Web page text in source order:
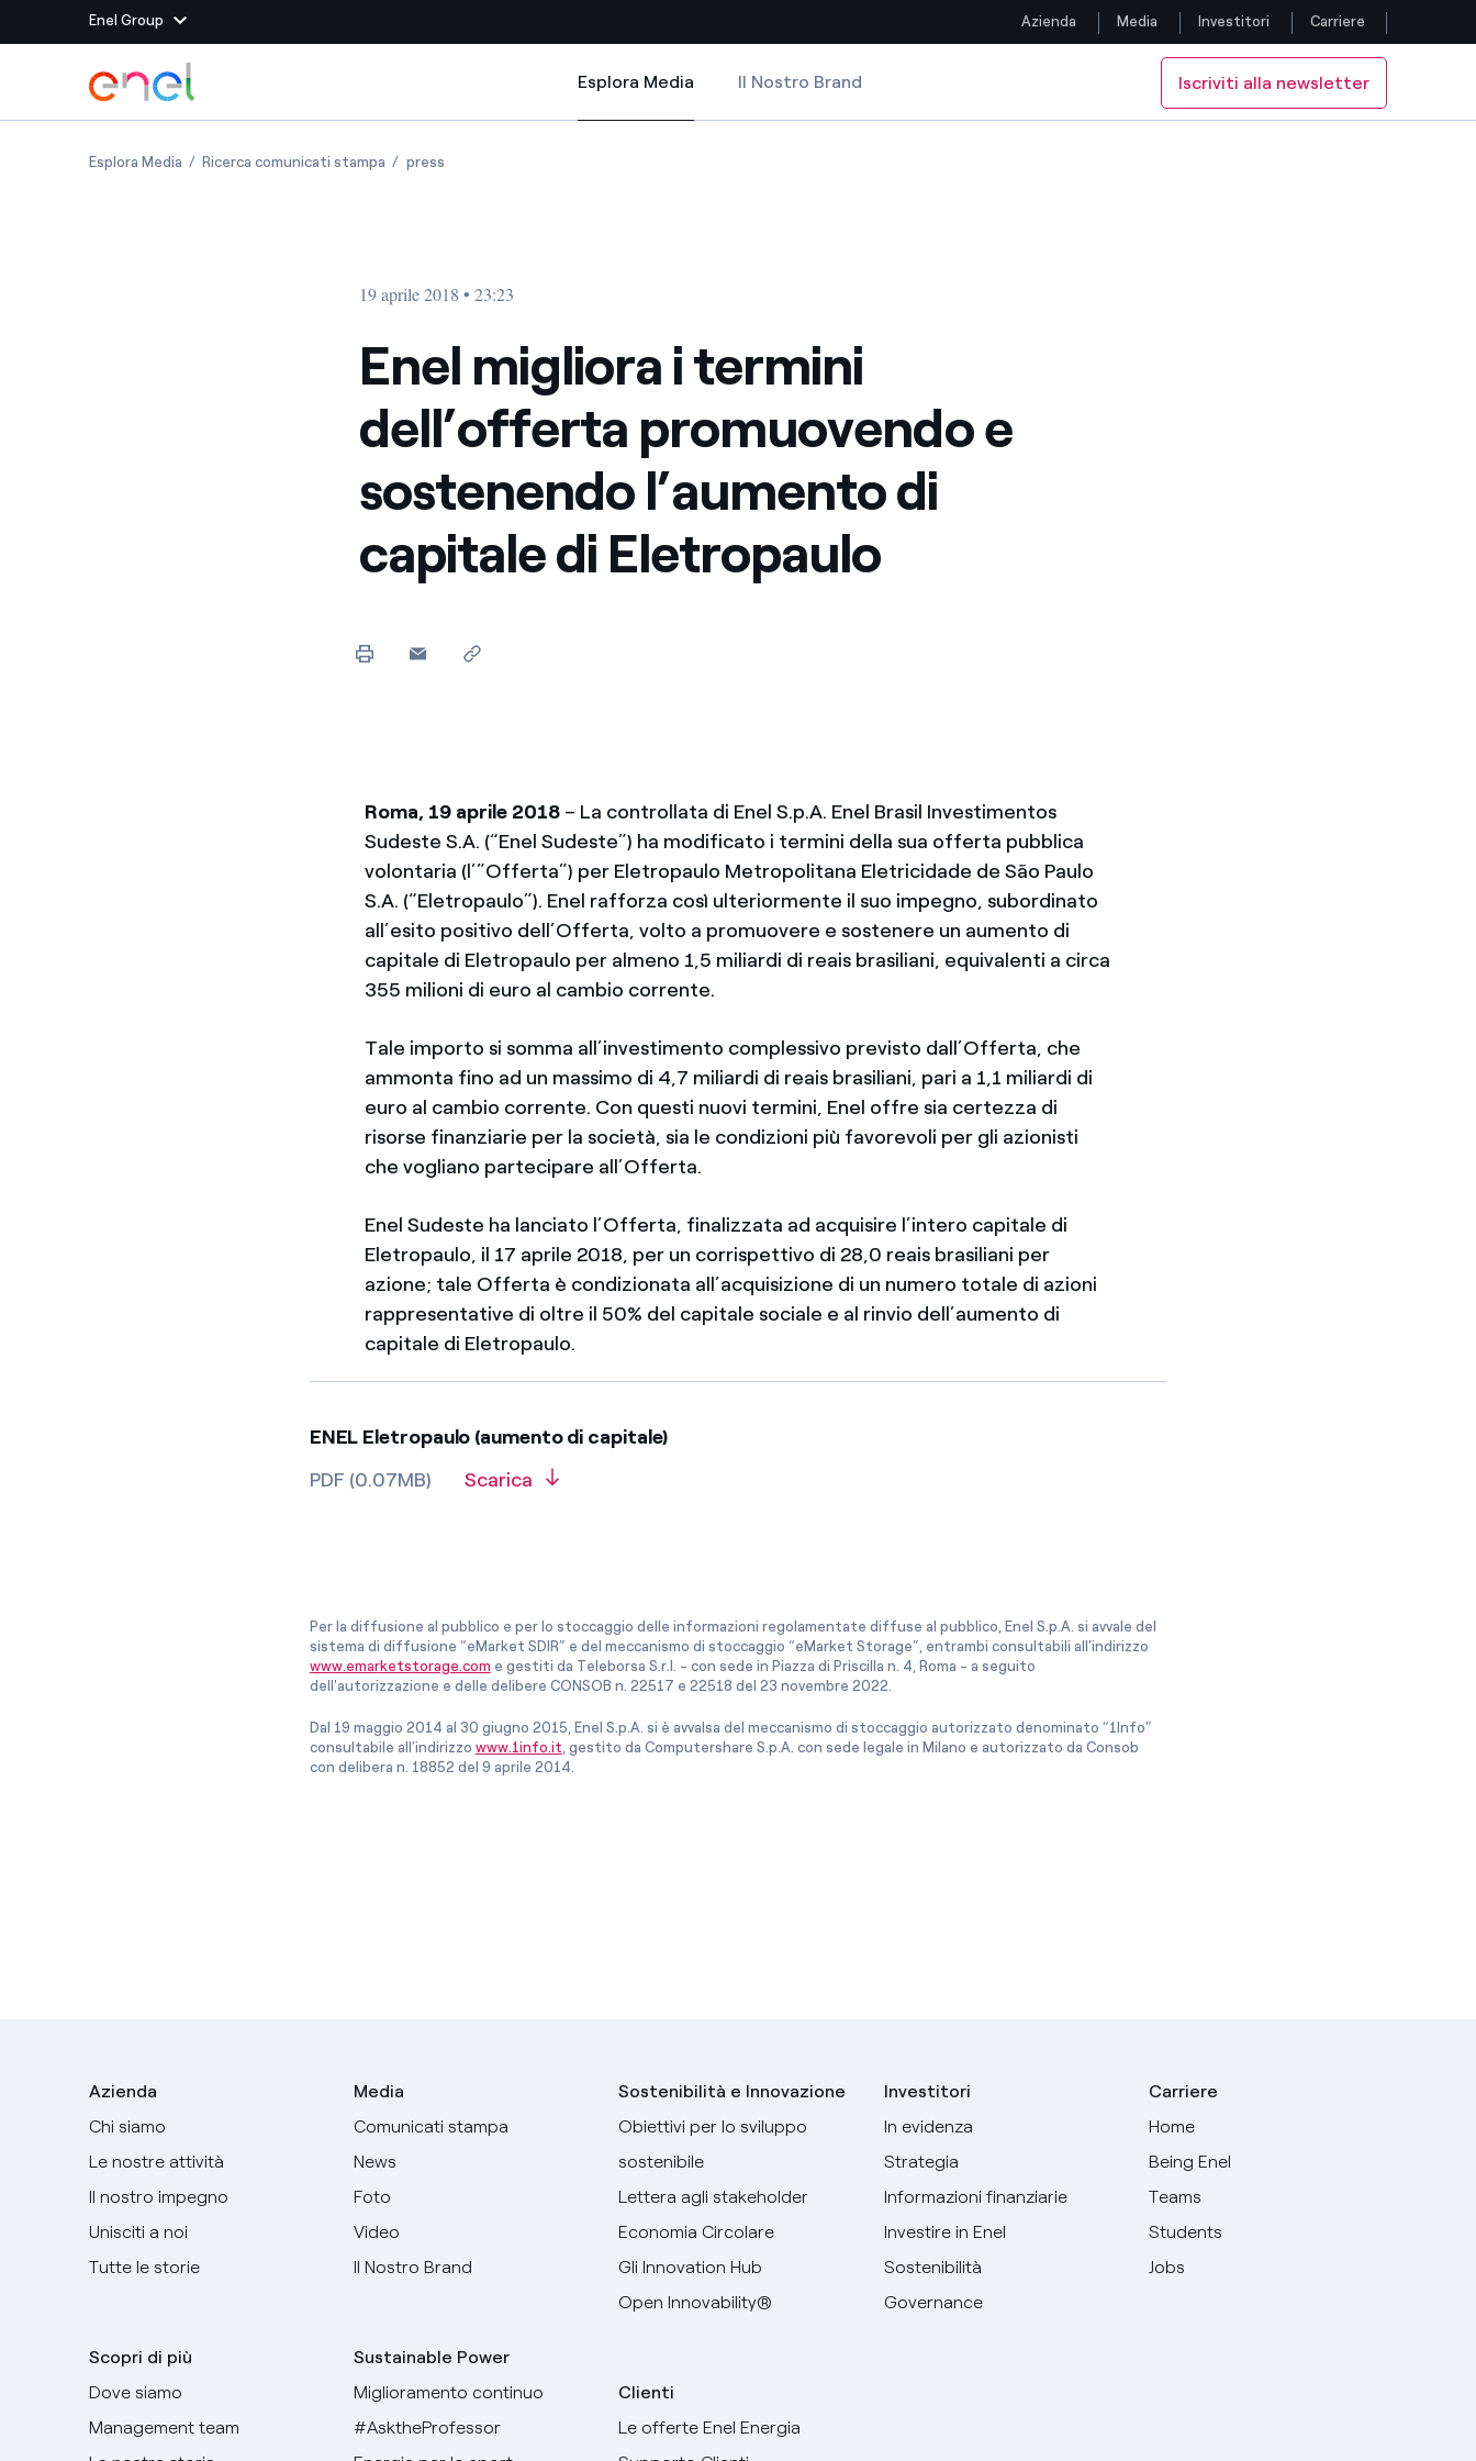
Enel Group
Siti del Gruppo
Enel Green Power Produciamo energia pulita da fonti rinnovabili
Massimizziamo la creazione di valore grazie al
rapporto con i nostri fornitori
La piattaforma di conoscenza per un mondo di
energia pulita
Raccontiamo la storia dell'elettricità in Italia
Siti Paese
Colombia
Iberia
Nord America
Seguici
Vai al contenuto principale
Azienda Media Investitori Carriere
Esplora Media
Esplora Media
Il Nostro Brand Iscriviti alla newsletter
Esplora MediaEnel migliora i termini dell’offerta promuovendo e sostenendo l’aumento di capitale di Eletropaulo
Ricerca comunicati stampa Enel migliora i termini dell’offerta promuovendo e sostenendo l’aumento di capitale di Eletropaulo
pressEnel migliora i termini dell’offerta promuovendo e sostenendo l’aumento di capitale di Eletropaulo
19 aprile 2018 • 23:23
Enel migliora i termini
dell’offerta promuovendo e
sostenendo l’aumento di
capitale di Eletropaulo
Roma, 19 aprile 2018 – La controllata di Enel S.p.A. Enel Brasil Investimentos
Sudeste S.A. (“Enel Sudeste”) ha modificato i termini della sua offerta pubblica
volontaria (l’”Offerta”) per Eletropaulo Metropolitana Eletricidade de São Paulo
S.A. (“Eletropaulo”). Enel rafforza così ulteriormente il suo impegno, subordinato
all’esito positivo dell’Offerta, volto a promuovere e sostenere un aumento di
capitale di Eletropaulo per almeno 1,5 miliardi di reais brasiliani, equivalenti a circa
355 milioni di euro al cambio corrente.
Tale importo si somma all’investimento complessivo previsto dall’Offerta, che
ammonta fino ad un massimo di 4,7 miliardi di reais brasiliani, pari a 1,1 miliardi di
euro al cambio corrente. Con questi nuovi termini, Enel offre sia certezza di
risorse finanziarie per la società, sia le condizioni più favorevoli per gli azionisti
che vogliano partecipare all’Offerta.
Enel Sudeste ha lanciato l’Offerta, finalizzata ad acquisire l’intero capitale di
Eletropaulo, il 17 aprile 2018, per un corrispettivo di 28,0 reais brasiliani per
azione; tale Offerta è condizionata all’acquisizione di un numero totale di azioni
rappresentative di oltre il 50% del capitale sociale e al rinvio dell’aumento di
capitale di Eletropaulo.
ENEL Eletropaulo (aumento di capitale)
PDF (0.07MB)
Scarica
Per la diffusione al pubblico e per lo stoccaggio delle informazioni regolamentate diffuse al pubblico, Enel S.p.A. si avvale del
sistema di diffusione “eMarket SDIR” e del meccanismo di stoccaggio “eMarket Storage”, entrambi consultabili all’indirizzo
www.emarketstorage.com e gestiti da Teleborsa S.r.l. - con sede in Piazza di Priscilla n. 4, Roma - a seguito
dell'autorizzazione e delle delibere CONSOB n. 22517 e 22518 del 23 novembre 2022.
Dal 19 maggio 2014 al 30 giugno 2015, Enel S.p.A. si è avvalsa del meccanismo di stoccaggio autorizzato denominato “1Info”
consultabile all’indirizzo www.1info.it , gestito da Computershare S.p.A. con sede legale in Milano e autorizzato da Consob
con delibera n. 18852 del 9 aprile 2014.
Azienda
Chi siamo
Le nostre attività
Il nostro impegno
Unisciti a noi
Tutte le storie
Scopri di più
Dove siamo
Management team
Media
Comunicati stampa
News
Foto
Video
Il Nostro Brand
Sustainable Power
Miglioramento continuo
#AsktheProfessor
Sostenibilità e Innovazione
Obiettivi per lo sviluppo
sostenibile
Lettera agli stakeholder
Economia Circolare
Gli Innovation Hub
Open Innovability®
Clienti
Le offerte Enel Energia
Investitori
In evidenza
Strategia
Informazioni finanziarie
Investire in Enel
Sostenibilità
Governance
Carriere
Home
Being Enel
Teams
Students
Jobs